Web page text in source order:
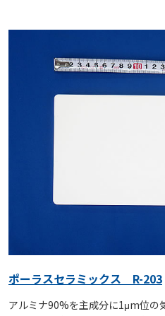
ポーラスセラミックス R-203
アルミナ90%を主成分に1μm位の